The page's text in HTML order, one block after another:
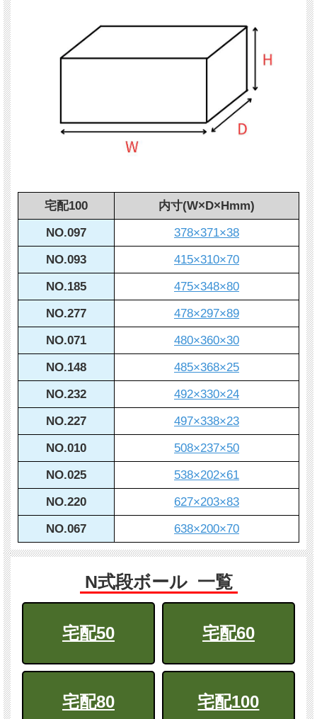
宅配100
内寸(W×D×Hmm)
NO.097
378×371×38
NO.093
415×310×70
NO.185
475×348×80
NO.277
478×297×89
NO.071
480×360×30
NO.148
485×368×25
NO.232
492×330×24
NO.227
497×338×23
NO.010
508×237×50
NO.025
538×202×61
NO.220
627×203×83
NO.067
638×200×70
N式段ボール 一覧
宅配50 宅配60
宅配80 宅配100